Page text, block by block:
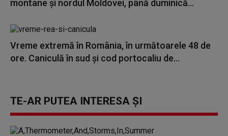
montane și nordul Moldovei, până duminică...
Vreme extremă în România, în următoarele 48 de
ore. Caniculă în sud și cod portocaliu de...
TE-AR PUTEA INTERESA ȘI